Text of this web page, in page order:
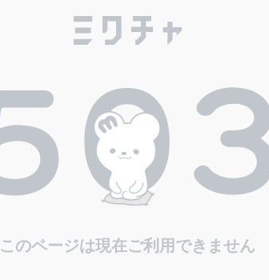
このページは現在ご利用できません